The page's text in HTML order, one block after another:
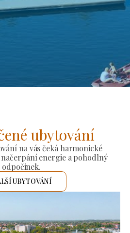
ubytování
na vás čeká harmonické
energie a pohodlný
odpočinek.
UBYTOVÁNÍ